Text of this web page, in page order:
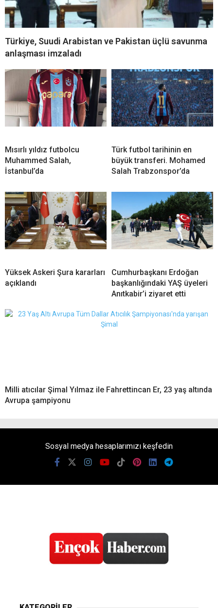
Türkiye, Suudi Arabistan ve Pakistan üçlü savunma
anlaşması imzaladı
Mısırlı yıldız futbolcu
Muhammed Salah,
İstanbul’da
Türk futbol tarihinin en
büyük transferi. Mohamed
Salah Trabzonspor’da
Yüksek Askeri Şura kararları
açıklandı
Cumhurbaşkanı Erdoğan
başkanlığındaki YAŞ üyeleri
Anıtkabir’i ziyaret etti
Milli atıcılar Şimal Yılmaz ile Fahrettincan Er, 23 yaş altında
Avrupa şampiyonu
Sosyal medya hesaplarımızı keşfedin